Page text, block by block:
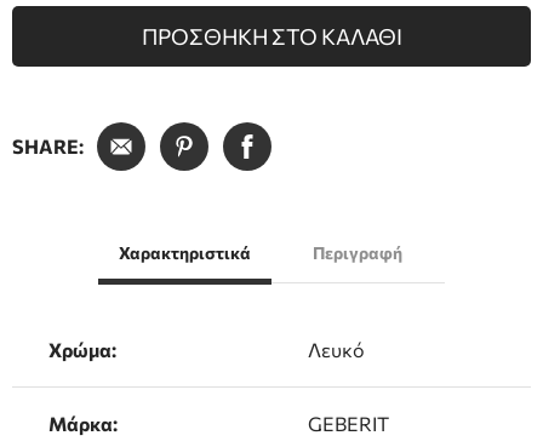
ΠΡΟΣΘΗΚΗ ΣΤΟ ΚΑΛΑΘΙ
SHARE:
Χαρακτηριστικά
Χρώμα: Λευκό
Μάρκα: GEBERIT
Περιγραφή